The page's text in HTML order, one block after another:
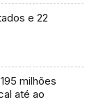
e 22
milhões
até ao